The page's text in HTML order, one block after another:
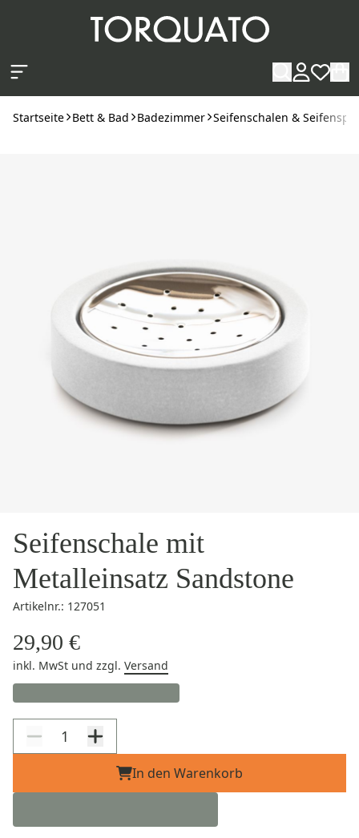
Startseite Bett & Bad Badezimmer Seifenschalen &
Seifenschale mit
Metalleinsatz Sandstone
Artikelnr.: 127051
29,90 €
inkl. MwSt und zzgl. Versand
In den Warenkorb